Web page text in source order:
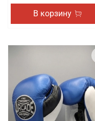
В корзину